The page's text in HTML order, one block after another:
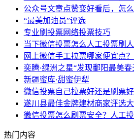
公众号文章点赞变好看后，怎
“最美加油员”评选
专业刷投票网络投票技巧
当下微信投票怎么人工投票刷
网上微信手工拉票哪家便宜点
奕腾·绿洲之星“发现鄱阳最美
新疆蜜库·甜蜜伊犁
微信投票自己拉票好还是刷票好
遂川县最佳金牌建材商家评选
微信投票怎么刷票安全？人工
热门内容